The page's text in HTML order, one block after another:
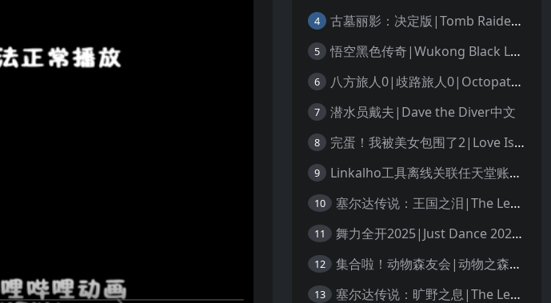
4 古墓丽影：决定版|Tomb Raider: Definitive Edition中文
5 悟空黑色传奇|Wukong Black Legend
6 八方旅人0|歧路旅人0|Octopath Traveler 0中文
7 潜水员戴夫|Dave the Diver中文
8 完蛋！我被美女包围了2|Love Is All Around 2中文
9 Linkalho工具离线关联任天堂账户教程
10 塞尔达传说：王国之泪|The Legend of Zelda: Tears of the Kingdom中文
11 舞力全开2025|Just Dance 2025中文
12 集合啦！动物森友会|动物之森|Animal Crossing: New Horizons中文
13 塞尔达传说：旷野之息|The Legend of Zelda: Breath of the Wild中文